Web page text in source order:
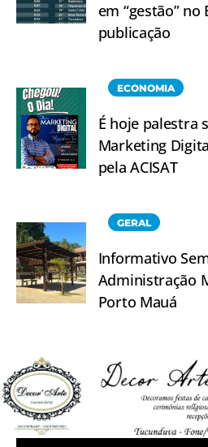
em “gestão”
publicação
ECONOMIA
É hoje palestra
Marketing
pela ACISAT
GERAL
Informativo
Administração
Porto Mauá